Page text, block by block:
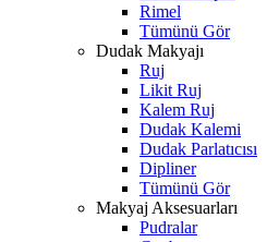
Rimel
Tümünü Gör
Dudak Makyajı
Ruj
Likit Ruj
Kalem Ruj
Dudak Kalemi
Dudak Parlatıcısı
Dipliner
Tümünü Gör
Makyaj Aksesuarları
Pudralar